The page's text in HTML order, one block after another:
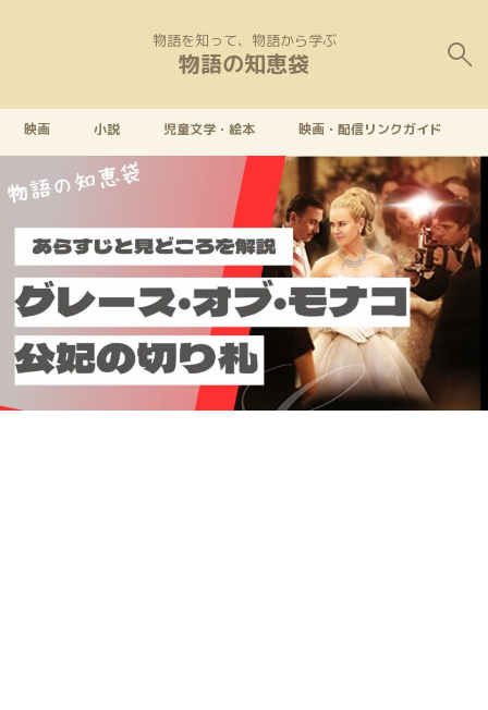
物語を知って、物語から学ぶ
物語の知恵袋
映画 小説 児童文学・絵本 映画・配信リンクガイド